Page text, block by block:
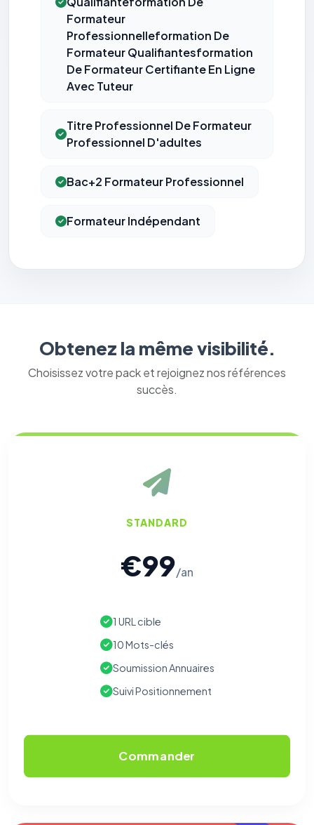
Formateur
Professionnelleformation De
Formateur Qualifiantesformation
De Formateur Certifiante En Ligne
Avec Tuteur
Titre Professionnel De Formateur
Professionnel D'adultes
Bac+2 Formateur Professionnel
Formateur Indépendant
Obtenez la même visibilité.
Choisissez votre pack et rejoignez nos références
succès.
STANDARD
€99/an
1 URL cible
10 Mots-clés
Soumission Annuaires
Suivi Positionnement
Commander